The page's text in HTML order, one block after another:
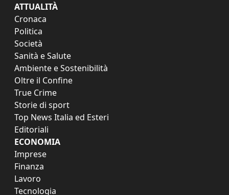
ATTUALITÀ
Cronaca
Politica
Società
Sanità e Salute
Ambiente e Sostenibilità
Oltre il Confine
True Crime
Storie di sport
Top News Italia ed Esteri
Editoriali
ECONOMIA
Imprese
Finanza
Lavoro
Tecnologia